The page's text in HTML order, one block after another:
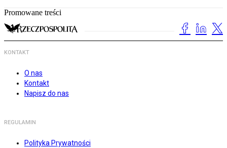
Promowane treści
KONTAKT
O nas
Kontakt
Napisz do nas
REGULAMIN
Polityka Prywatności